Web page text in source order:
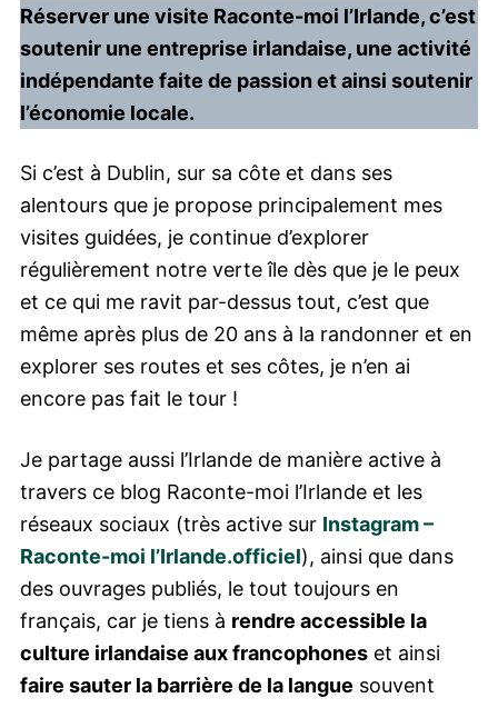
Réserver une visite Raconte-moi l’Irlande, c’est
soutenir une entreprise irlandaise, une activité
indépendante faite de passion et ainsi soutenir
l’économie locale.
Si c’est à Dublin, sur sa côte et dans ses
alentours que je propose principalement mes
visites guidées, je continue d’explorer
régulièrement notre verte île dès que je le peux
et ce qui me ravit par-dessus tout, c’est que
même après plus de 20 ans à la randonner et en
explorer ses routes et ses côtes, je n’en ai
encore pas fait le tour !
Je partage aussi l’Irlande de manière active à
travers ce blog Raconte-moi l’Irlande et les
réseaux sociaux (très active sur Instagram –
Raconte-moi l’Irlande.officiel), ainsi que dans
des ouvrages publiés, le tout toujours en
français, car je tiens à rendre accessible la
culture irlandaise aux francophones et ainsi
faire sauter la barrière de la langue souvent